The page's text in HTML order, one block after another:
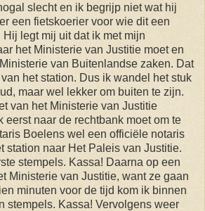
slecht en ik begrijp niet wat hij
een fietskoerier voor wie dit een
legt mij uit dat ik met mijn
het Ministerie van Justitie moet en
van Buitenlandse zaken. Dat
het station. Dus ik wandel het stuk
maar wel lekker om buiten te zijn.
van het Ministerie van Justitie
eerst naar de rechtbank moet om te
Boelens wel een officiële notaris
station naar Het Paleis van Justitie.
stempels. Kassa! Daarna op een
Ministerie van Justitie, want ze gaan
minuten voor de tijd kom ik binnen
stempels. Kassa! Vervolgens weer